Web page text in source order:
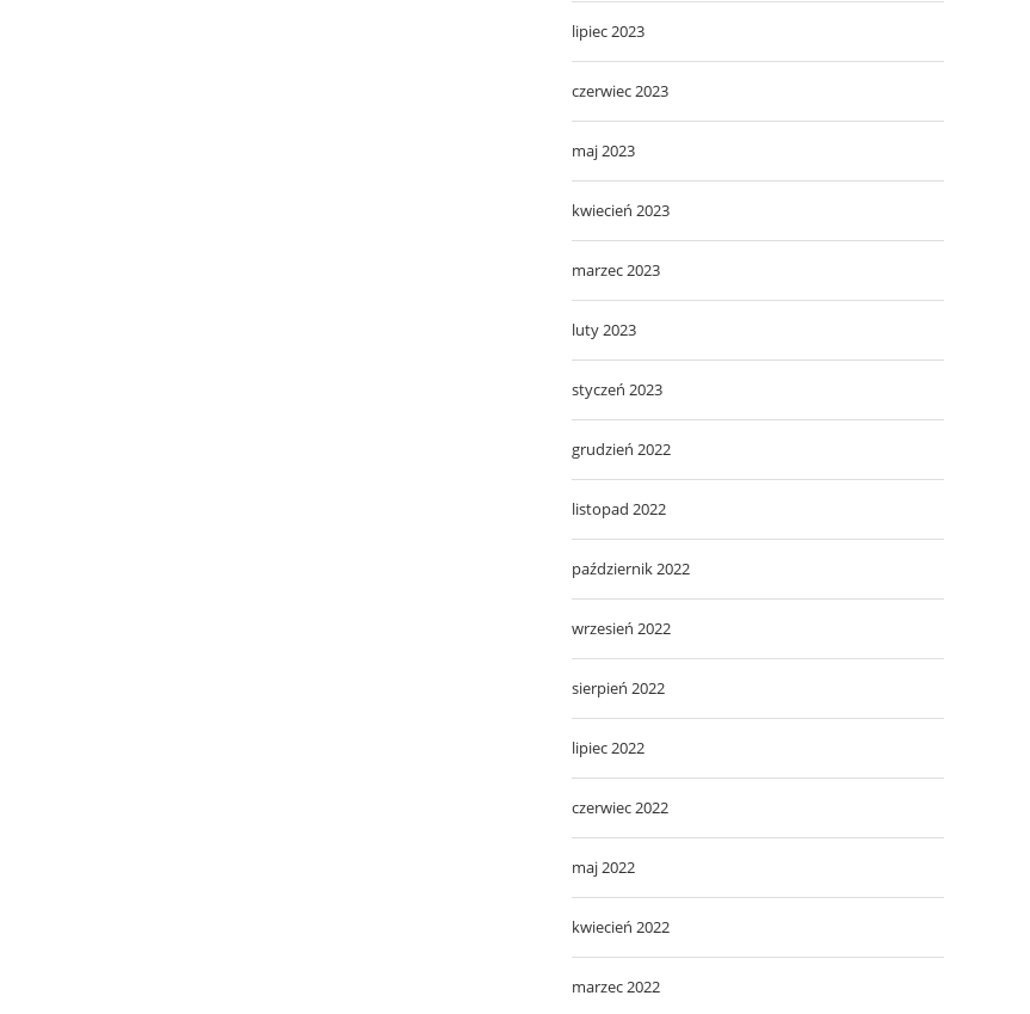
lipiec 2023
czerwiec 2023
maj 2023
kwiecień 2023
marzec 2023
luty 2023
styczeń 2023
grudzień 2022
listopad 2022
październik 2022
wrzesień 2022
sierpień 2022
lipiec 2022
czerwiec 2022
maj 2022
kwiecień 2022
marzec 2022